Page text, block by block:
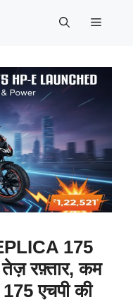
Menu
175
रफ़्तार, कम
एचपी की